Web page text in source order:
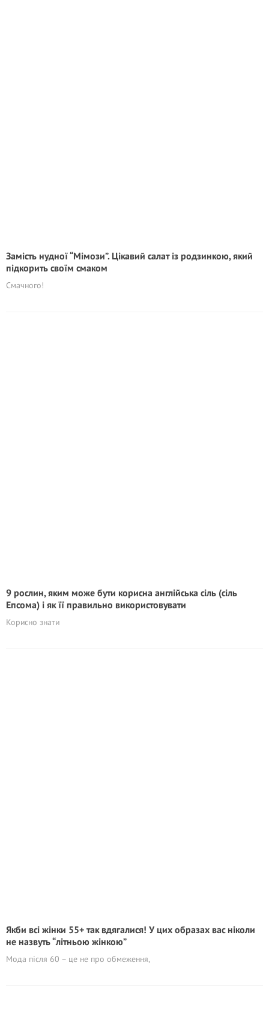
Замість нудної “Мімози”. Цікавий салат із родзинкою, який
підкорить своїм смаком
Смачного!
9 рослин, яким може бути корисна англійська сіль (сіль
Епсома) і як її правильно використовувати
Корисно знати
Якби всі жінки 55+ так вдягалися! У цих образах вас ніколи
не назвуть “літньою жінкою”
Мода після 60 – це не про обмеження,